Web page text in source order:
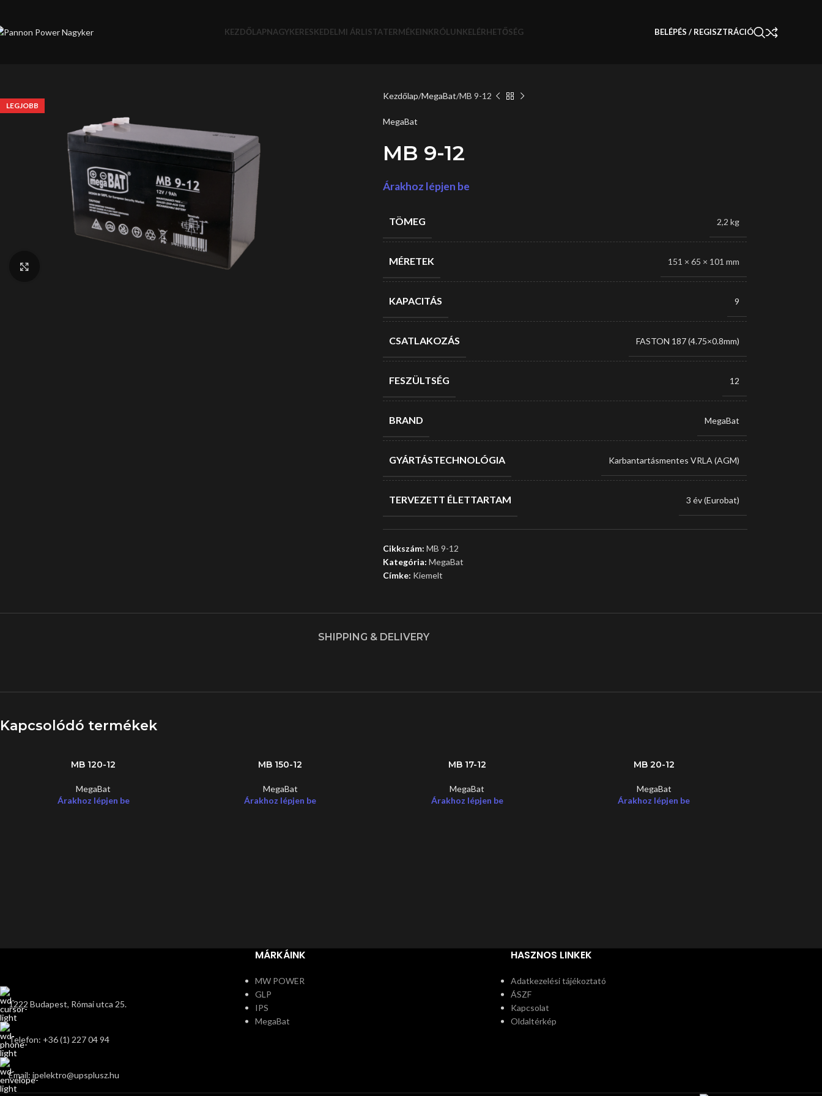
KEZDŐLAPNAGYKERESKEDELMI ÁRLISTATERMÉKEINKRÓLUNKELÉRHETŐSÉG BELÉPÉS / REGISZTRÁCIÓ
LEGJOBB
Kezdőlap MegaBat MB 9-12
MegaBat
MB 9-12
Árakhoz lépjen be
TÖMEG 2,2 kg
MÉRETEK 151 × 65 × 101 mm
KAPACITÁS 9
CSATLAKOZÁS FASTON 187 (4.75×0.8mm)
FESZÜLTSÉG 12
BRAND MegaBat
GYÁRTÁSTECHNOLÓGIA Karbantartásmentes VRLA (AGM)
TERVEZETT ÉLETTARTAM 3 év (Eurobat)
Cikkszám: MB 9-12
Kategória: MegaBat
Címke: Kiemelt
SHIPPING & DELIVERY
Kapcsolódó termékek
MB 120-12
MegaBat
Árakhoz lépjen be
MB 150-12
MegaBat
Árakhoz lépjen be
MB 17-12
MegaBat
Árakhoz lépjen be
MB 20-12
MegaBat
Árakhoz lépjen be
1222 Budapest, Római utca 25.
Telefon: +36 (1) 227 04 94
Email: ipelektro@upsplusz.hu
MÁRKÁINK
MW POWER
GLP
IPS
MegaBat
HASZNOS LINKEK
Adatkezelési tájékoztató
ÁSZF
Kapcsolat
Oldaltérkép